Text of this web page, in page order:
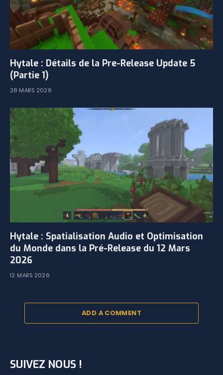
Hytale : Détails de la Pre-Release Update 5
(Partie 1)
28 MARS 2026
Hytale : Spatialisation Audio et Optimisation
du Monde dans la Pré-Release du 12 Mars
2026
12 MARS 2026
ADD A COMMENT
SUIVEZ NOUS !